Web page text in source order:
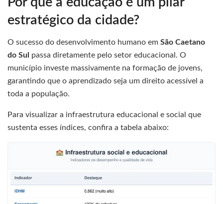
estratégico da cidade?
O sucesso do desenvolvimento humano em São Caetano
do Sul
passa diretamente pelo setor educacional. O
município investe massivamente na formação de jovens,
garantindo que o aprendizado seja um direito acessível a
toda a população.
Para visualizar a infraestrutura educacional e social que
sustenta esses índices, confira a tabela abaixo: